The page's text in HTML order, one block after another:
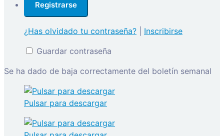
¿Has olvidado tu contraseña?
Inscribirse
Guardar contraseña
Se ha dado de baja correctamente del boletín semanal
Pulsar para descargar